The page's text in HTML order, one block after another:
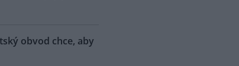
obvod chce, aby